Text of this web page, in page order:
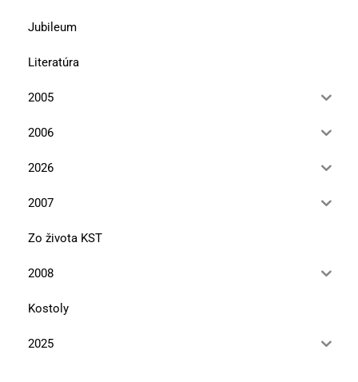
Jubileum
Literatúra
2005
2006
2026
2007
Zo života KST
2008
Kostoly
2025